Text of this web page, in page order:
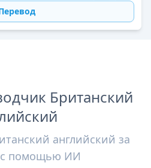
Британский
английский за
с помощью ИИ